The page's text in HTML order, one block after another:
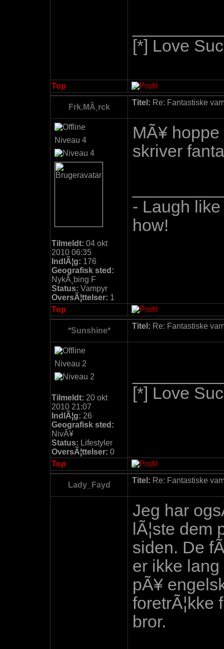
[*] Love
Top
Frk.MÃ¸rck
Titel: Re: Fantastiske
Niveau 4
Tilmeldt: 04 okt
2010 06:35
IndlÃ¦g: 176
Geografisk sted:
NykÃ¸bing F
Status: Vampyr
OversÃ¦ttelser: 1
MÃ¥
skriver
- Laugh
how!
Top
*Sunshine*
Titel: Re: Fantastiske
Niveau 2
Tilmeldt: 20 okt
2010 21:07
IndlÃ¦g: 26
Geografisk sted:
NivÃ¥
Status: Lifestyler
OversÃ¦ttelser: 0
[*] Love
Top
Lady_Fayd
Titel: Re: Fantastiske
Jeg har
lÃ¦ste dem
siden. De
er ikke lang
pÃ¥
foretrÃ¦kke
bror.